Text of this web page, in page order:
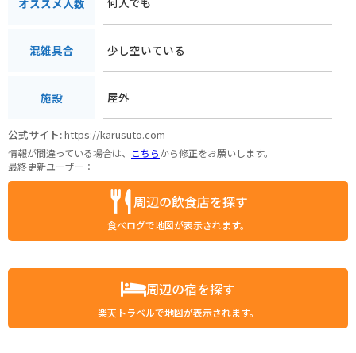
混雑具合 少し空いている
施設 屋外
公式サイト:https://karusuto.com
情報が間違っている場合は、 こちらから修正をお願いします。
最終更新ユーザー：
周辺の飲食店を探す
食べログで地図が表示されます。
周辺の宿を探す
楽天トラベルで地図が表示されます。